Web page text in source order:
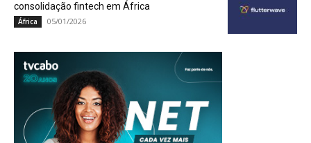
consolidação fintech em África
África 05/01/2026